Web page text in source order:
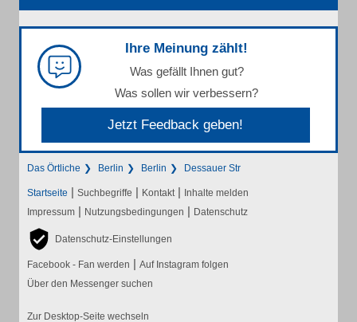
Ihre Meinung zählt!
Was gefällt Ihnen gut?
Was sollen wir verbessern?
Jetzt Feedback geben!
Das Örtliche Berlin Berlin Dessauer Str
Startseite | Suchbegriffe | Kontakt | Inhalte melden
Impressum | Nutzungsbedingungen | Datenschutz
Datenschutz-Einstellungen
Facebook - Fan werden | Auf Instagram folgen
Über den Messenger suchen
Zur Desktop-Seite wechseln